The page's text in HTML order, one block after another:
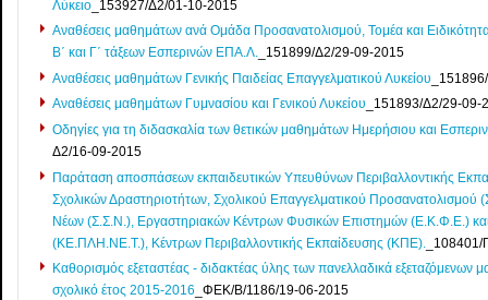
Λύκειο _153927/Δ2/01-10-2015
Αναθέσεις μαθημάτων ανά Ομάδα Προσανατολισμού, Τομέα και
Β΄ και Γ΄ τάξεων Εσπερινών ΕΠΑ.Λ. _151899/Δ2/29-09-2015
Αναθέσεις μαθημάτων Γενικής Παιδείας Επαγγελματικού Λυκείου
Αναθέσεις μαθημάτων Γυμνασίου και Γενικού Λυκείου _151893/Δ2/29-09-
Οδηγίες για τη διδασκαλία των θετικών μαθημάτων Ημερήσιου και
Δ2/16-09-2015
Παράταση αποσπάσεων εκπαιδευτικών Υπευθύνων Περιβαλλοντικής
Σχολικών Δραστηριοτήτων, Σχολικού Επαγγελματικού
Νέων (Σ.Σ.Ν.), Εργαστηριακών Κέντρων Φυσικών Επιστημών (Ε.Κ.Φ.Ε.)
(ΚΕ.ΠΛΗ.ΝΕ.Τ.), Κέντρων Περιβαλλοντικής Εκπαίδευσης (ΚΠΕ).
Καθορισμός εξεταστέας - διδακτέας ύλης των πανελλαδικά εξεταζόμενων
σχολικό έτος 2015-2016 _ΦΕΚ/Β/1186/19-06-2015